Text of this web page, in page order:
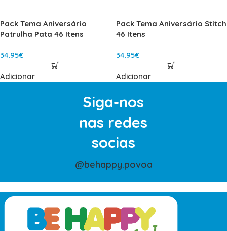
Pack Tema Aniversário
Patrulha Pata 46 Itens
34.95€
Adicionar
Pack Tema Aniversário Stitch
46 Itens
34.95€
Adicionar
Siga-nos
nas redes
socias
@behappy.povoa